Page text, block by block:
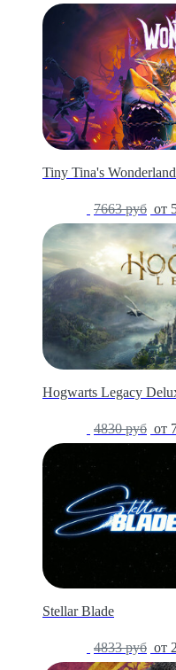
Tiny Tina's
7663 руб от
Hogwarts Legacy
4830 руб от
Stellar Blade
4833 руб от